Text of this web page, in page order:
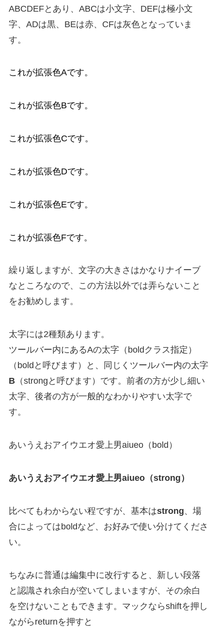
ABCDEFとあり、ABCは小文字、DEFは極小文
字、ADは黒、BEは赤、CFは灰色となっていま
す。
これが拡張色Aです。
これが拡張色Bです。
これが拡張色Cです。
これが拡張色Dです。
これが拡張色Eです。
これが拡張色Fです。
繰り返しますが、文字の大きさはかなりナイーブ
なところなので、この方法以外では弄らないこと
をお勧めします。
太字には2種類あります。
ツールバー内にあるAの太字（boldクラス指定）
（boldと呼びます）と、同じくツールバー内の太字
B（strongと呼びます）です。前者の方が少し細い
太字、後者の方が一般的なわかりやすい太字で
す。
あいうえおアイウエオ愛上男aiueo（bold）
あいうえおアイウエオ愛上男aiueo（strong）
比べてもわからない程ですが、基本はstrong、場
合によってはboldなど、お好みで使い分けてくださ
い。
ちなみに普通は編集中に改行すると、新しい段落
と認識され余白が空いてしまいますが、その余白
を空けないこともできます。マックならshiftを押し
ながら returnを押すと